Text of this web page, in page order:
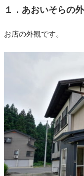
１．あおいそらの
お店の外観です。